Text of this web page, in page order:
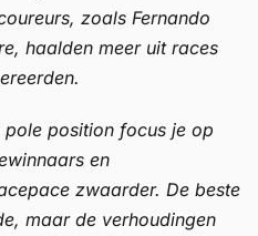
zoals Fernando
haalden meer uit races
position focus je op
en
zwaarder. De beste
maar de verhoudingen